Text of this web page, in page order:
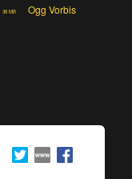
38 MB
Ogg Vorbis